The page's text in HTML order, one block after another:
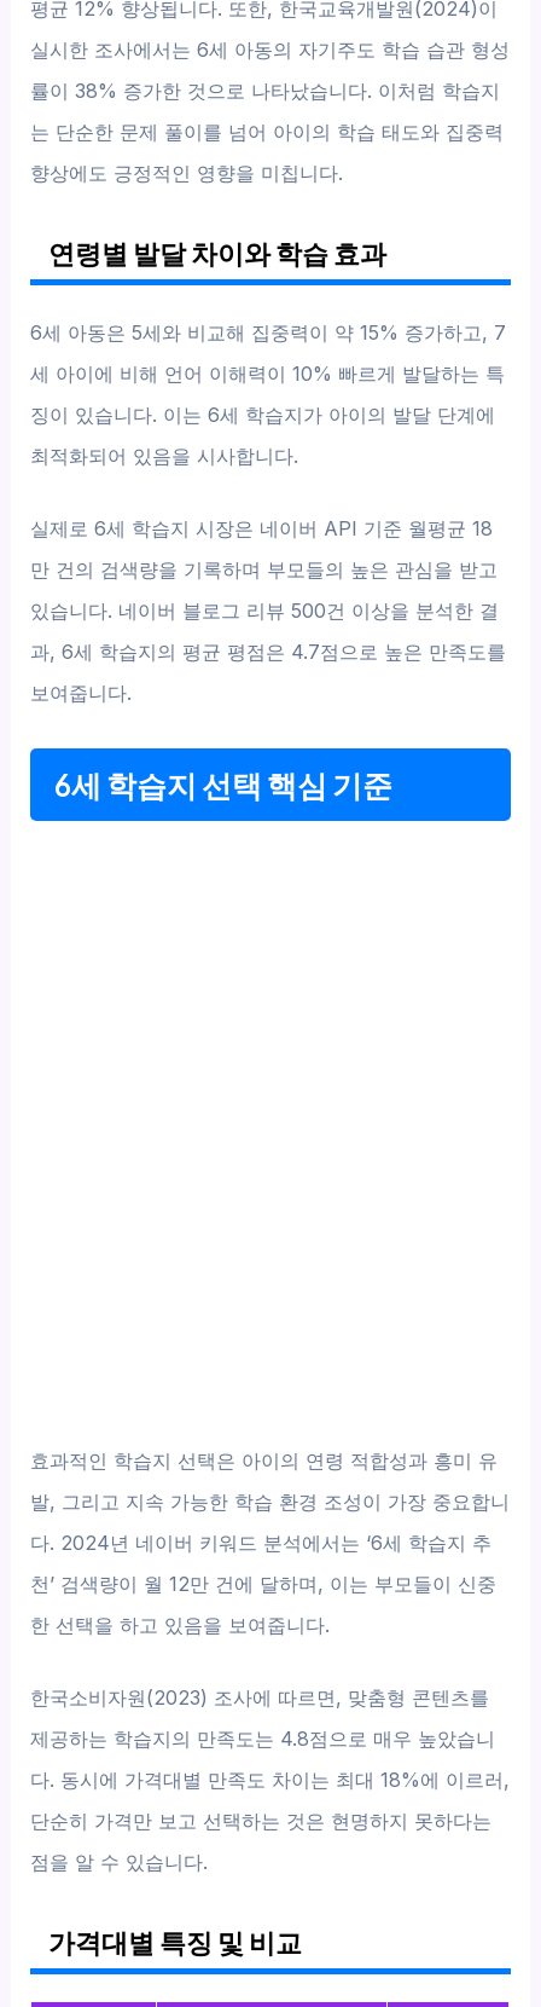
평균 12% 향상됩니다. 또한, 한국교육개발원(2024)이
실시한 조사에서는 6세 아동의 자기주도 학습 습관 형성
률이 38% 증가한 것으로 나타났습니다. 이처럼 학습지
는 단순한 문제 풀이를 넘어 아이의 학습 태도와 집중력
향상에도 긍정적인 영향을 미칩니다.
연령별 발달 차이와 학습 효과
6세 아동은 5세와 비교해 집중력이 약 15% 증가하고, 7
세 아이에 비해 언어 이해력이 10% 빠르게 발달하는 특
징이 있습니다. 이는 6세 학습지가 아이의 발달 단계에
최적화되어 있음을 시사합니다.
실제로 6세 학습지 시장은 네이버 API 기준 월평균 18
만 건의 검색량을 기록하며 부모들의 높은 관심을 받고
있습니다. 네이버 블로그 리뷰 500건 이상을 분석한 결
과, 6세 학습지의 평균 평점은 4.7점으로 높은 만족도를
보여줍니다.
6세 학습지 선택 핵심 기준
효과적인 학습지 선택은 아이의 연령 적합성과 흥미 유
발, 그리고 지속 가능한 학습 환경 조성이 가장 중요합니
다. 2024년 네이버 키워드 분석에서는 ‘6세 학습지 추
천’ 검색량이 월 12만 건에 달하며, 이는 부모들이 신중
한 선택을 하고 있음을 보여줍니다.
한국소비자원(2023) 조사에 따르면, 맞춤형 콘텐츠를
제공하는 학습지의 만족도는 4.8점으로 매우 높았습니
다. 동시에 가격대별 만족도 차이는 최대 18%에 이르러,
단순히 가격만 보고 선택하는 것은 현명하지 못하다는
점을 알 수 있습니다.
가격대별 특징 및 비교